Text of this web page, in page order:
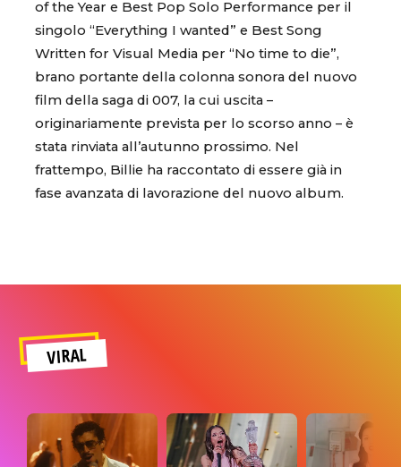
of the Year e Best Pop Solo Performance per il
singolo “Everything I wanted” e Best Song
Written for Visual Media per “No time to die”,
brano portante della colonna sonora del nuovo
film della saga di 007, la cui uscita –
originariamente prevista per lo scorso anno – è
stata rinviata all’autunno prossimo. Nel
frattempo, Billie ha raccontato di essere già in
fase avanzata di lavorazione del nuovo album.
VIRAL